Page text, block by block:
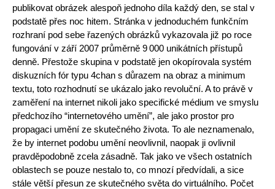
publikovat obrázek alespoň jednoho díla každý den, se stal v
podstatě přes noc hitem. Stránka v jednoduchém funkčním
rozhraní pod sebe řazených obrázků vykazovala již po roce
fungování v září 2007 průměrně 9 000 unikátních přístupů
denně. Přestože skupina v podstatě jen okopírovala systém
diskuzních fór typu 4chan s důrazem na obraz a minimum
textu, toto rozhodnutí se ukázalo jako revoluční. A to právě v
zaměření na internet nikoli jako specifické médium ve smyslu
předchozího “internetového umění”, ale jako prostor pro
propagaci umění ze skutečného života. To ale neznamenalo,
že by internet podobu umění neovlivnil, naopak ji ovlivnil
pravděpodobně zcela zásadně. Tak jako ve všech ostatních
oblastech se pouze nestalo to, co mnozí předvídali, a sice
stále větší přesun ze skutečného světa do virtuálního. Počet